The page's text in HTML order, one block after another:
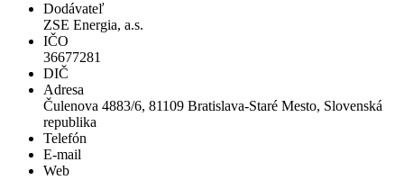
Dodávateľ
ZSE Energia, a.s.
IČO
36677281
DIČ
Adresa
Čulenova 4883/6, 81109 Bratislava-Staré Mesto, Slovenská
republika
Telefón
E-mail
Web